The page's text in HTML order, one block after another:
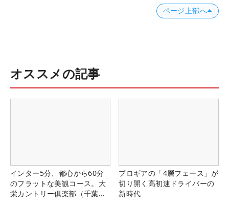
ページ上部へ
オススメの記事
インター5分、都心から60分
のフラットな美観コース。大
栄カントリー俱楽部（千葉
プロギアの「4層フェース」が
切り開く高初速ドライバーの
新時代